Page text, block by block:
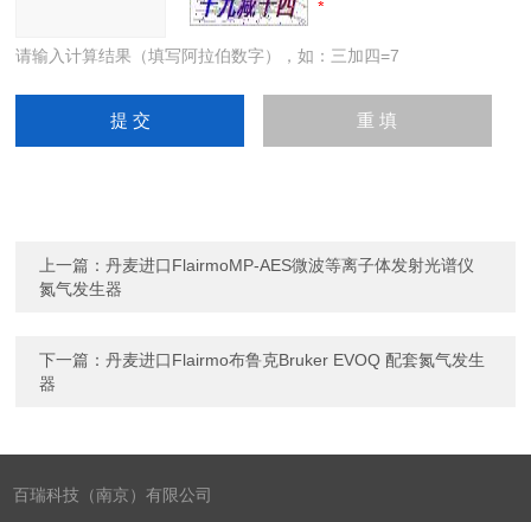
请输入计算结果（填写阿拉伯数字），如：三加四=7
上一篇：丹麦进口FlairmoMP-AES微波等离子体发射光谱仪
氮气发生器
下一篇：丹麦进口Flairmo布鲁克Bruker EVOQ 配套氮气发生
器
百瑞科技（南京）有限公司